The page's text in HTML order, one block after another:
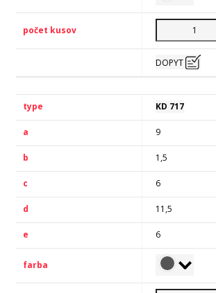
DOPYT
KD 717
9
1,5
6
11,5
6